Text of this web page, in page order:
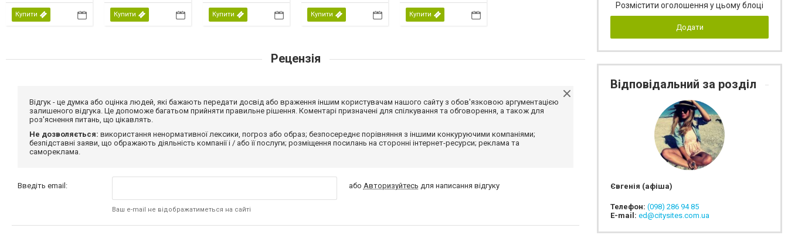
Купити Купити Купити Купити Купити
Рецензія
Відгук - це думка або оцінка людей, які бажають передати досвід або враження іншим користувачам нашого сайту з обов'язковою аргументацією
залишеного відгука. Це допоможе багатьом прийняти правильне рішення. Коментарі призначені для спілкування та обговорення, а також для
роз'яснення питань, що цікавлять.
Не дозволяється: використання ненормативної лексики, погроз або образ; безпосереднє порівняння з іншими конкуруючими компаніями;
безпідставні заяви, що ображають діяльність компанії і / або її послуги; розміщення посилань на сторонні інтернет-ресурси; реклама та
самореклама.
Введіть email:
Ваш e-mail не відображатиметься на сайті
або Авторизуйтесь для написання відгуку
Розмістити оголошення у цьому блоці
Додати
Відповідальний за розділ
Євгенія (афіша)
Телефон: (098) 286 94 85
E-mail: ed@citysites.com.ua